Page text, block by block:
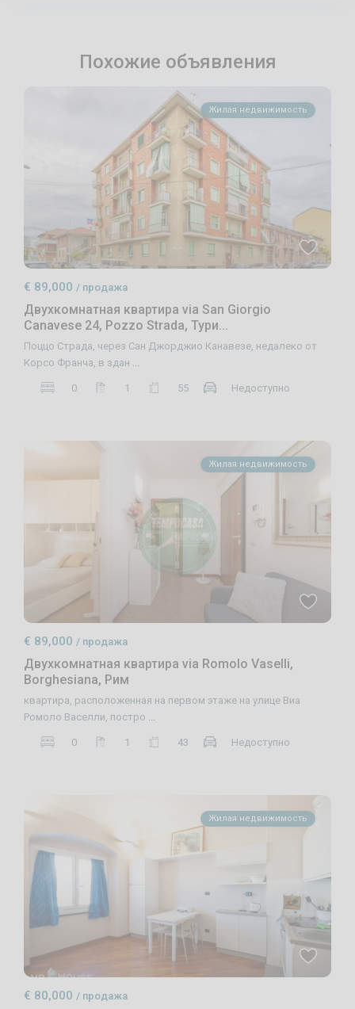
Похожие объявления
Жилая недвижимость
€ 89,000/ продажа
Двухкомнатная квартира via San Giorgio
Canavese 24, Pozzo Strada, Тури...
Поццо Страда, через Сан Джорджио Канавезе, недалеко от
Корсо Франча, в здан
0 1 55 Недоступно
Жилая недвижимость
€ 89,000/ продажа
Двухкомнатная квартира via Romolo Vaselli,
Borghesiana, Рим
квартира, расположенная на первом этаже на улице Виа
Ромоло Васелли, постро
0 1 43 Недоступно
Жилая недвижимость
€ 80,000/ продажа